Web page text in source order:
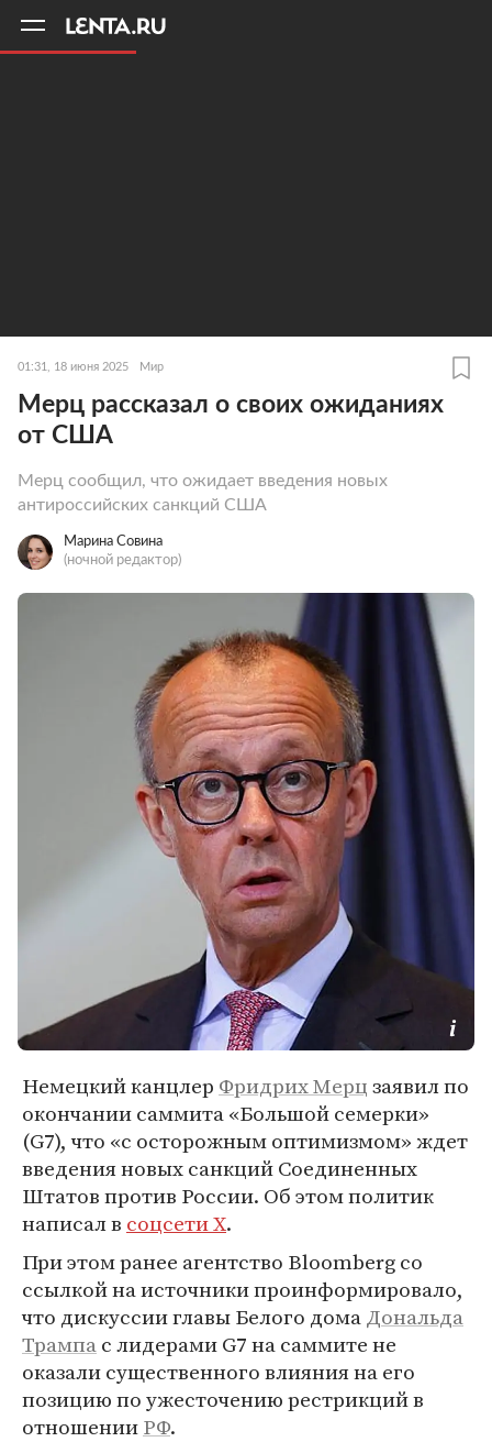
01:31, 18 июня 2025 Мир
Мерц рассказал о своих ожиданиях
от США
Мерц сообщил, что ожидает введения новых
антироссийских санкций США
Марина Совина
(ночной редактор)
Немецкий канцлер Фридрих Мерцзаявил по
окончании саммита «Большой семерки»
(G7), что «с осторожным оптимизмом» ждет
введения новых санкций Соединенных
Штатов против России. Об этом политик
написал в соцсети X.
При этом ранее агентство Bloomberg со
ссылкой на источники проинформировало,
что дискуссии главы Белого домаДональда
Трампас лидерами G7 на саммите не
оказали существенного влияния на его
позицию по ужесточению рестрикций в
отношенииРФ.